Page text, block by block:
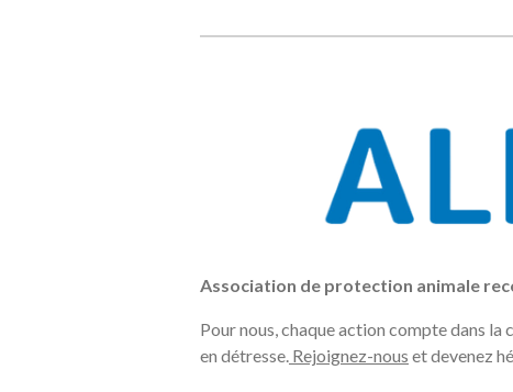
Association de protection animale
Pour nous, chaque action compte dans la
en détresse. Rejoignez-nous et devenez